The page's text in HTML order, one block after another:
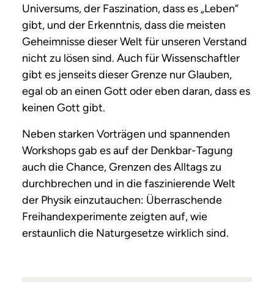
Universums, der Faszination, dass es „Leben“
gibt, und der Erkenntnis, dass die meisten
Geheimnisse dieser Welt für unseren Verstand
nicht zu lösen sind. Auch für Wissenschaftler
gibt es jenseits dieser Grenze nur Glauben,
egal ob an einen Gott oder eben daran, dass es
keinen Gott gibt.
‌Neben starken Vorträgen und spannenden
Workshops gab es auf der Denkbar-Tagung
auch die Chance, Grenzen des Alltags zu
durchbrechen und in die faszinierende Welt
der Physik einzutauchen: Überraschende
Freihandexperimente zeigten auf, wie
erstaunlich die Naturgesetze wirklich sind.